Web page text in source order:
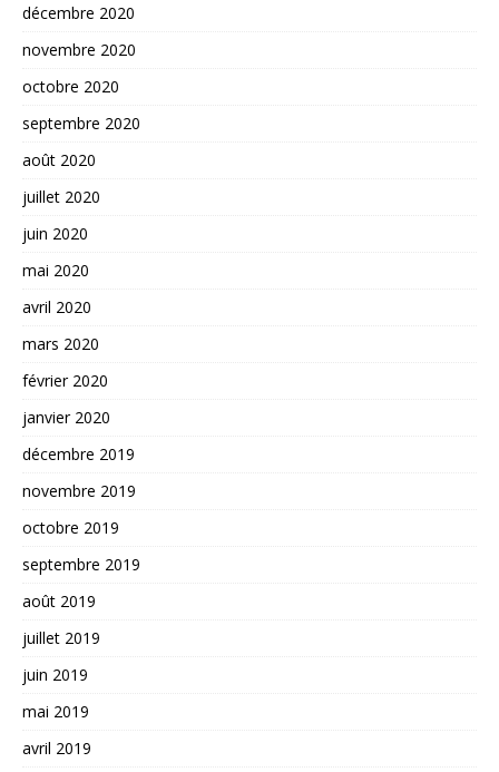
décembre 2020
novembre 2020
octobre 2020
septembre 2020
août 2020
juillet 2020
juin 2020
mai 2020
avril 2020
mars 2020
février 2020
janvier 2020
décembre 2019
novembre 2019
octobre 2019
septembre 2019
août 2019
juillet 2019
juin 2019
mai 2019
avril 2019